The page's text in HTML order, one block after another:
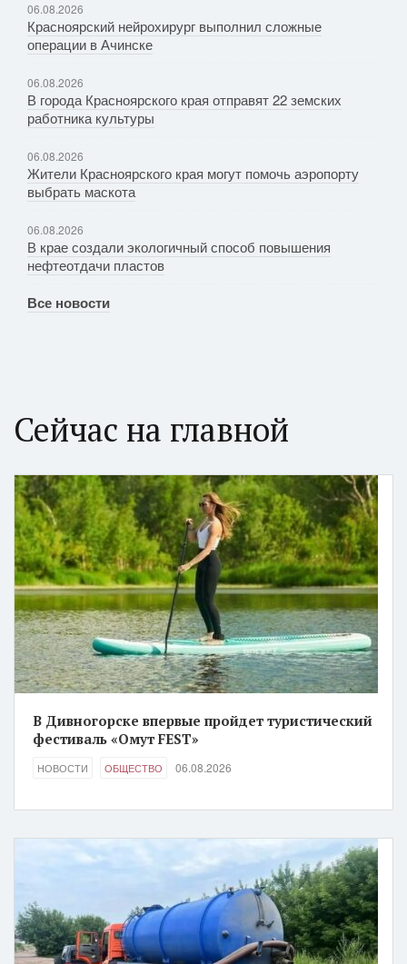
06.08.2026
Красноярский нейрохирург выполнил сложные
операции в Ачинске
06.08.2026
В города Красноярского края отправят 22 земских
работника культуры
06.08.2026
Жители Красноярского края могут помочь аэропорту
выбрать маскота
06.08.2026
В крае создали экологичный способ повышения
нефтеотдачи пластов
Все новости
Сейчас на главной
В Дивногорске впервые пройдет туристический
фестиваль «Омут FEST»
НОВОСТИ ОБЩЕСТВО 06.08.2026